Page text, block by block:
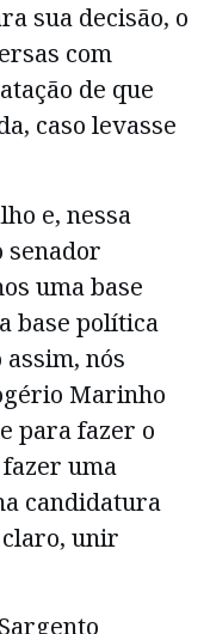
sua decisão, o
com
de que
caso levasse
e, nessa
senador
uma base
base política
nós
Marinho
para fazer o
uma
candidatura
unir